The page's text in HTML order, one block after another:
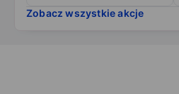
Zobacz wszystkie akcje